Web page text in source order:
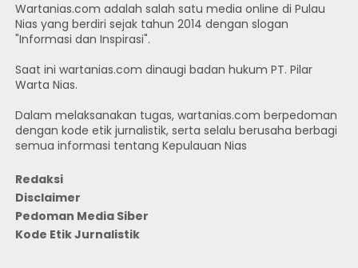
Wartanias.com adalah salah satu media online di Pulau
Nias yang berdiri sejak tahun 2014 dengan slogan
"Informasi dan Inspirasi".
Saat ini wartanias.com dinaugi badan hukum PT. Pilar
Warta Nias.
Dalam melaksanakan tugas, wartanias.com berpedoman
dengan kode etik jurnalistik, serta selalu berusaha berbagi
semua informasi tentang Kepulauan Nias
Redaksi
Disclaimer
Pedoman Media Siber
Kode Etik Jurnalistik